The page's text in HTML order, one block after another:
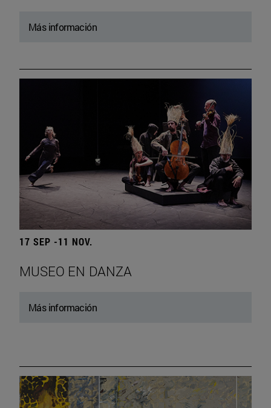
Más información
17 SEP -11 NOV.
MUSEO EN DANZA
Más información